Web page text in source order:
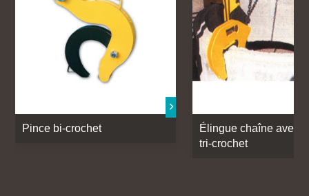
Pince bi-crochet
Élingue chaîne avec
tri-crochet